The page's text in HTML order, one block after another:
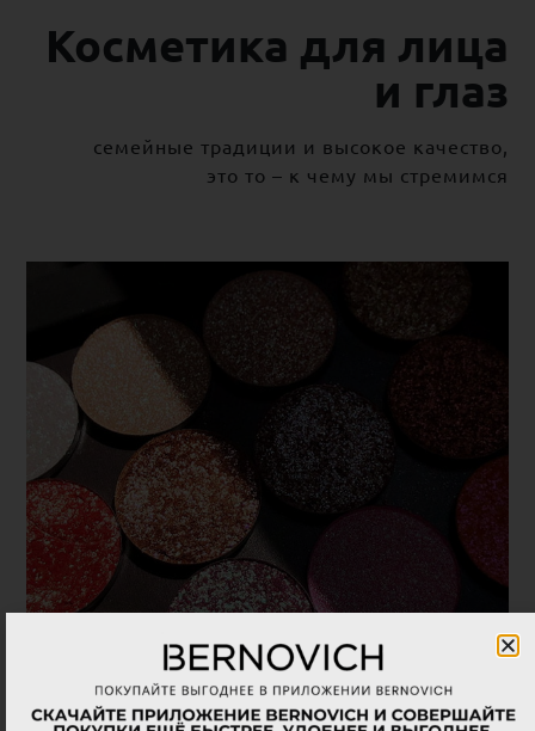
Косметика для лица
и глаз
семейные традиции и высокое качество,
это то – к чему мы стремимся